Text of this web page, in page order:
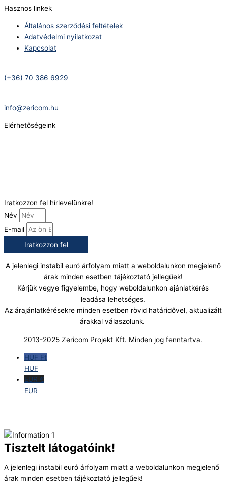
Hasznos linkek
Általános szerződési feltételek
Adatvédelmi nyilatkozat
Kapcsolat
(+36) 70 386 6929
info@zericom.hu
Elérhetőségeink
Iratkozzon fel hírlevelünkre!
Név
E-mail
Iratkozzon fel
A jelenlegi instabil euró árfolyam miatt a weboldalunkon megjelenő
árak minden esetben tájékoztató jellegűek!
Kérjük vegye figyelembe, hogy weboldalunkon ajánlatkérés
leadása lehetséges.
Az árajánlatkérésekre minden esetben rövid határidővel, aktualizált
árakkal válaszolunk.
2013-2025 Zericom Projekt Kft. Minden jog fenntartva.
HUF Ft
HUF
EUR €
EUR
Tisztelt látogatóink!
A jelenlegi instabil euró árfolyam miatt a weboldalunkon megjelenő
árak minden esetben tájékoztató jellegűek!